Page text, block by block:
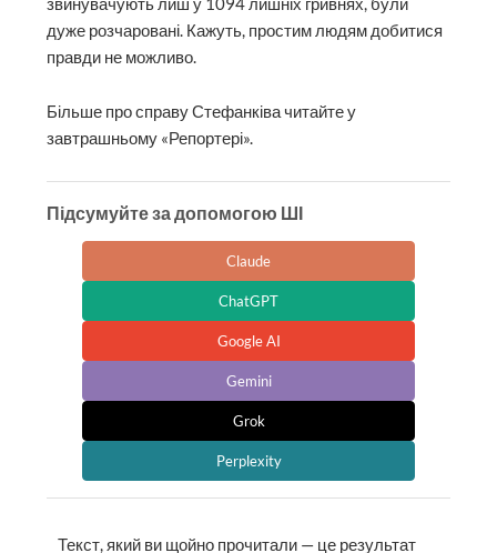
дуже розчаровані. Кажуть, простим людям добитися
правди не можливо.
Більше про справу Стефанківа читайте у
завтрашньому «Репортері».
Підсумуйте за допомогою ШІ
Claude
ChatGPT
Google AI
Gemini
Grok
Perplexity
Текст, який ви щойно прочитали — це результат